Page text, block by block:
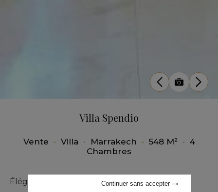
Villa Spendio
Vente • Villa • Marrakech • 548 M² • 4
Chambres
Élégance contemporaine face à l’Atlas
Continuer sans accepter